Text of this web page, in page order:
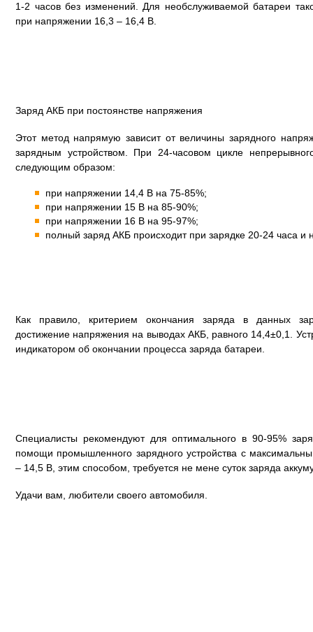
1-2 часов без изменений. Для необслуживаемой батареи
при напряжении 16,3 – 16,4 В.
Заряд АКБ при постоянстве напряжения
Этот метод напрямую зависит от величины зарядного
зарядным устройством. При 24-часовом цикле
следующим образом:
при напряжении 14,4 В на 75-85%;
при напряжении 15 В на 85-90%;
при напряжении 16 В на 95-97%;
полный заряд АКБ происходит при зарядке 20-24 часа
Как правило, критерием окончания заряда в данных
достижение напряжения на выводах АКБ, равного 14,4±0,1.
индикатором об окончании процесса заряда батареи.
Специалисты рекомендуют для оптимального в 90-95%
помощи промышленного зарядного устройства с
– 14,5 В, этим способом, требуется не мене суток заряда
Удачи вам, любители своего автомобиля.